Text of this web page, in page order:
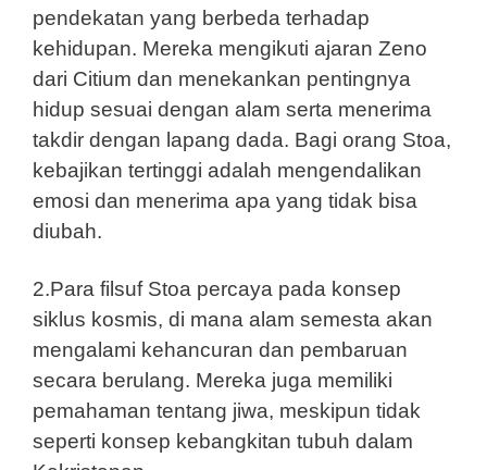
pendekatan yang berbeda terhadap
kehidupan. Mereka mengikuti ajaran Zeno
dari Citium dan menekankan pentingnya
hidup sesuai dengan alam serta menerima
takdir dengan lapang dada. Bagi orang Stoa,
kebajikan tertinggi adalah mengendalikan
emosi dan menerima apa yang tidak bisa
diubah.
2.Para filsuf Stoa percaya pada konsep
siklus kosmis, di mana alam semesta akan
mengalami kehancuran dan pembaruan
secara berulang. Mereka juga memiliki
pemahaman tentang jiwa, meskipun tidak
seperti konsep kebangkitan tubuh dalam